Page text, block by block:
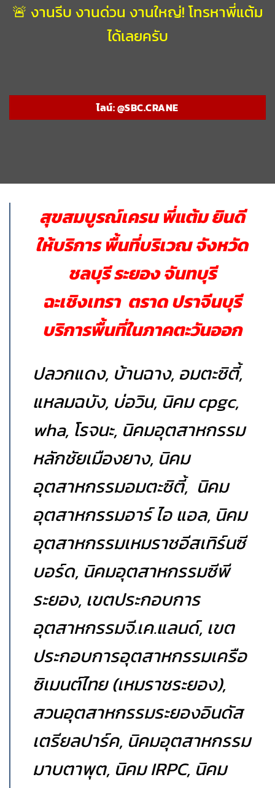
🚨 งานรีบ งานด่วน งานใหญ่! โทรหาพี่แต้ม
ได้เลยครับ
ไลน์: @SBC.CRANE
สุขสมบูรณ์เครน พี่แต้ม ยินดี
ให้บริการ พื้นที่บริเวณจังหวัด
ชลบุรี ระยอง จันทบุรี
ฉะเชิงเทรา ตราด ปราจีนบุรี
บริการพื้นที่ในภาคตะวันออก
ปลวกแดง, บ้านฉาง, อมตะซิตี้,
แหลมฉบัง, บ่อวิน, นิคม cpgc,
wha, โรจนะ, นิคมอุตสาหกรรม
หลักชัยเมืองยาง, นิคม
อุตสาหกรรมอมตะซิตี้, นิคม
อุตสาหกรรมอาร์ ไอ แอล, นิคม
อุตสาหกรรมเหมราชอีสเทิร์นซี
บอร์ด, นิคมอุตสาหกรรมซีพี
ระยอง, เขตประกอบการ
อุตสาหกรรมจี.เค.แลนด์, เขต
ประกอบการอุตสาหกรรมเครือ
ซิเมนต์ไทย (เหมราชระยอง),
สวนอุตสาหกรรมระยองอินดัส
เตรียลปาร์ค, นิคมอุตสาหกรรม
มาบตาพุต, นิคม IRPC, นิคม